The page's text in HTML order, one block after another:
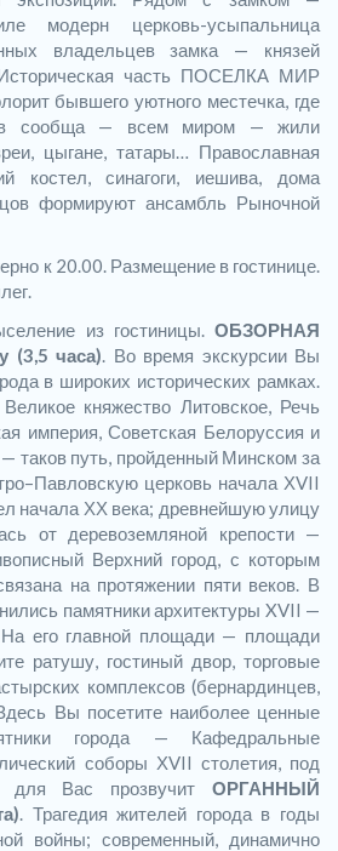
модерн церковь-усыпальница
владельцев замка — князей
часть ПОСЕЛКА МИР
бывшего уютного местечка, где
сообща — всем миром — жили
цыгане, татары… Православная
костел, синагоги, иешива, дома
формируют ансамбль Рыночной
к 20.00. Размещение в гостинице.
из гостиницы.ОБЗОРНАЯ
(3,5 часа) . Во время экскурсии Вы
в широких исторических рамках.
княжество Литовское, Речь
империя, Советская Белоруссия и
таков путь, пройденный Минском за
церковь начала ХVII
начала ХХ века; древнейшую улицу
от деревоземляной крепости —
Верхний город, с которым
на протяжении пяти веков. В
памятники архитектуры XVII —
На его главной площади — площади
ратушу, гостиный двор, торговые
комплексов (бернардинцев,
Вы посетите наиболее ценные
города — Кафедральные
соборы ХVII столетия, под
для Вас прозвучит ОРГАННЫЙ
. Трагедия жителей города в годы
войны; современный, динамично